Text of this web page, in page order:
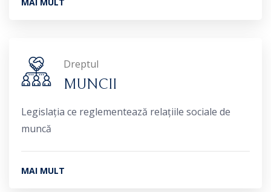
Dreptul
MUNCII
Legislația ce reglementează relațiile sociale de
muncă
MAI MULT